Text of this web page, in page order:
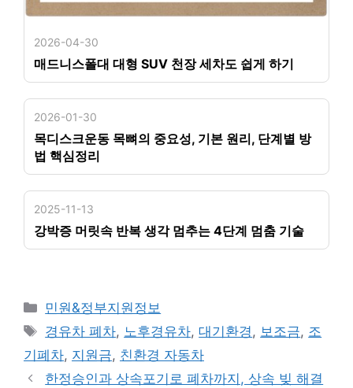
2026-04-30
매드니스폴대 대형 SUV 천장 세차도 쉽게 하기
2026-01-30
목디스크운동 목뼈의 중요성, 기본 원리, 단계별 방
법 핵심정리
2025-11-13
강박증 머릿속 반복 생각 멈추는 4단계 멈춤 기술
카
테
리
민원&정부지원정보
태
그
경유차 폐차, 노후경유차,대기환경, 보조금, 조
기폐차, 지원금, 친환경 자동차
한정승인과 상속포기로 폐차까지, 상속 빚 해결